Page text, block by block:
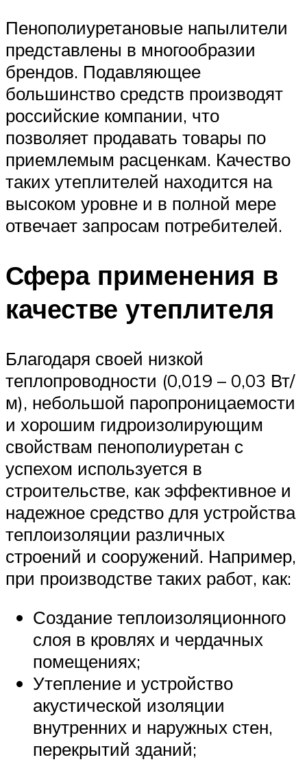
Пенополиуретановые напылители
представлены в многообразии
брендов. Подавляющее
большинство средств производят
российские компании, что
позволяет продавать товары по
приемлемым расценкам. Качество
таких утеплителей находится на
высоком уровне и в полной мере
отвечает запросам потребителей.
Сфера применения в
качестве утеплителя
Благодаря своей низкой
теплопроводности (0,019 – 0,03 Вт/
м), небольшой паропроницаемости
и хорошим гидроизолирующим
свойствам пенополиуретан с
успехом используется в
строительстве, как эффективное и
надежное средство для устройства
теплоизоляции различных
строений и сооружений. Например,
при производстве таких работ, как:
Создание теплоизоляционного
слоя в кровлях и чердачных
помещениях;
Утепление и устройство
акустической изоляции
внутренних и наружных стен,
перекрытий зданий;